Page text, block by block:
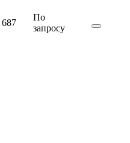
687
По
запросу